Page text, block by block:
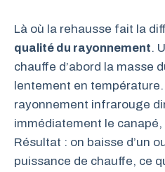
Là où la rehausse fait la
qualité du rayonnement.
chauffe d’abord la masse
lentement en
rayonnement infrarouge
immédiatement le
Résultat : on baisse d’un
puissance de chauffe, ce